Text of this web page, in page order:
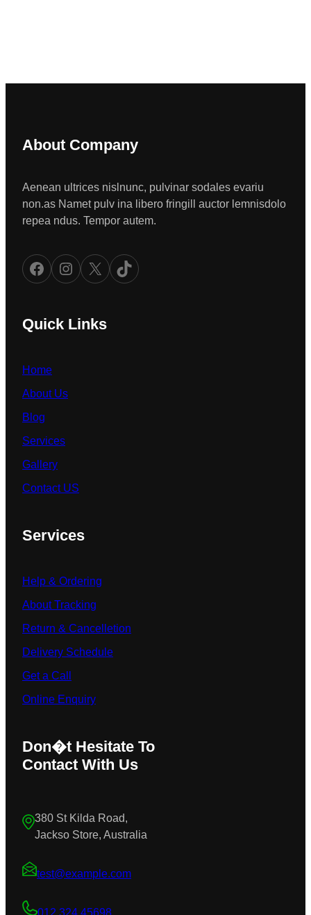
About Company
Aenean ultrices nislnunc, pulvinar sodales evariu
non.as Namet pulv ina libero fringill auctor lemnisdolo
repea ndus. Tempor autem.
Facebook Instagram X TikTok
Quick Links
Home
About Us
Blog
Services
Gallery
Contact US
Services
Help & Ordering
About Tracking
Return & Cancelletion
Delivery Schedule
Get a Call
Online Enquiry
Don�t Hesitate To
Contact With Us
380 St Kilda Road,
Jackso Store, Australia
test@example.com